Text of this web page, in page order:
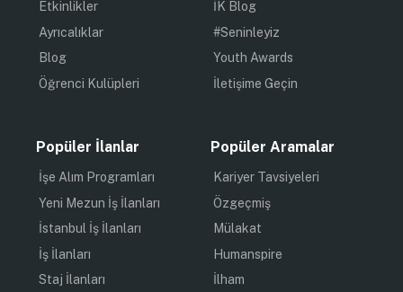
Etkinlikler
Ayrıcalıklar
Blog
Öğrenci Kulüpleri
İK Blog
#Seninleyiz
Youth Awards
İletişime Geçin
Popüler İlanlar
İşe Alım Programları
Yeni Mezun İş İlanları
İstanbul İş İlanları
İş İlanları
Staj İlanları
Popüler Aramalar
Kariyer Tavsiyeleri
Özgeçmiş
Mülakat
Humanspire
İlham